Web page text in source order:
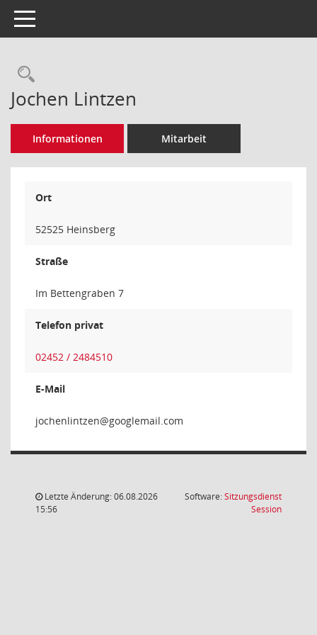
Toggle navigation
Rechercheauswahl
Jochen Lintzen
Informationen Mitarbeit
Ort
52525 Heinsberg
Straße
Im Bettengraben 7
Telefon privat
02452 / 2484510
E-Mail
neztnil
Letzte Änderung: 06.08.2026
15:56
Software:Sitzungsdienst
Session(Wird in